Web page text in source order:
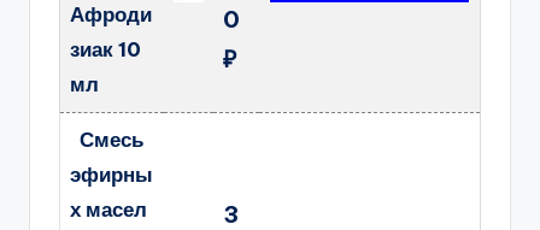
Афроди
зиак 10
мл
0
₽
Смесь
эфирны
х масел
3